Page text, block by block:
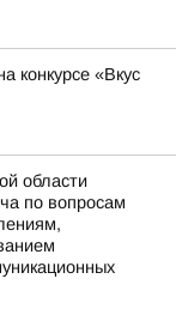
конкурсе «Вкус
области
по вопросам